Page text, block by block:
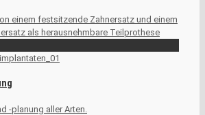
einem festsitzende Zahnersatz und einem
als herausnehmbare Teilprothese
-planung aller Arten.